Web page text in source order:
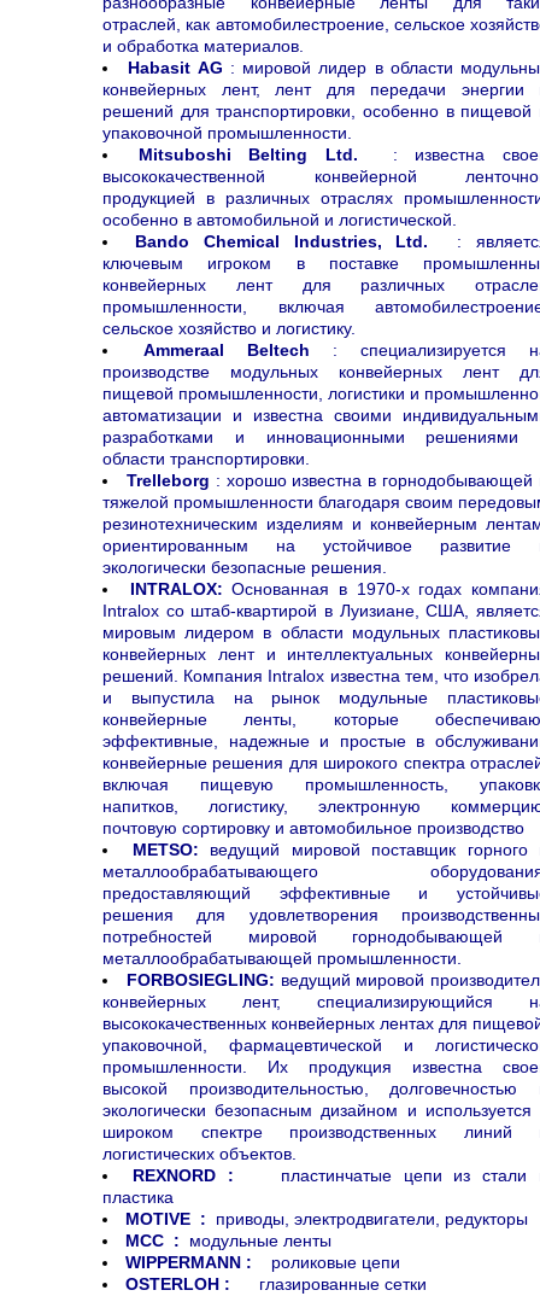
отраслей, как автомобилестроение, сельское
и обработка материалов.
Habasit AG : мировой лидер в области
конвейерных лент, лент для передачи энергии
решений для транспортировки, особенно в пищевой
упаковочной промышленности.
Mitsuboshi Belting Ltd. : известна
высококачественной конвейерной
продукцией в различных отраслях
особенно в автомобильной и логистической.
Bando Chemical Industries, Ltd. :
ключевым игроком в поставке
конвейерных лент для различных
промышленности, включая
сельское хозяйство и логистику.
Ammeraal Beltech : специализируется
производстве модульных конвейерных лент
пищевой промышленности, логистики и
автоматизации и известна своими
разработками и инновационными решениями
области транспортировки.
Trelleborg : хорошо известна в горнодобывающей
тяжелой промышленности благодаря своим
резинотехническим изделиям и конвейерным
ориентированным на устойчивое развитие
экологически безопасные решения.
INTRALOX:Основанная в 1970-х годах
Intralox со штаб-квартирой в Луизиане, США,
мировым лидером в области модульных
конвейерных лент и интеллектуальных
решений. Компания Intralox известна тем, что
и выпустила на рынок модульные
конвейерные ленты, которые
эффективные, надежные и простые в
конвейерные решения для широкого спектра
включая пищевую промышленность,
напитков, логистику, электронную
почтовую сортировку и автомобильное производство
METSO: ведущий мировой поставщик горного
металлообрабатывающего
предоставляющий эффективные и
решения для удовлетворения
потребностей мировой горнодобывающей
металлообрабатывающей промышленности.
FORBOSIEGLING: ведущий мировой
конвейерных лент, специализирующийся
высококачественных конвейерных лентах для
упаковочной, фармацевтической и
промышленности. Их продукция известна
высокой производительностью, долговечностью
экологически безопасным дизайном и используется
широком спектре производственных линий
логистических объектов.
REXNORD : пластинчатые цепи из стали
пластика
MOTIVE : приводы, электродвигатели, редукторы
MCC : модульные ленты
WIPPERMANN : роликовые цепи
OSTERLOH : глазированные сетки